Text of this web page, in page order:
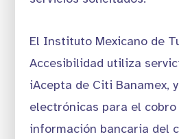
El Instituto Mexicano de
Accesibilidad utiliza
iAcepta de Citi Banamex,
electrónicas para el
información bancaria del